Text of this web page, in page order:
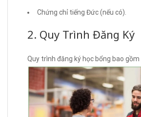
Chứng chỉ tiếng Đức (nếu có).
2. Quy Trình Đăng Ký
Quy trình đăng ký học bổng bao gồm